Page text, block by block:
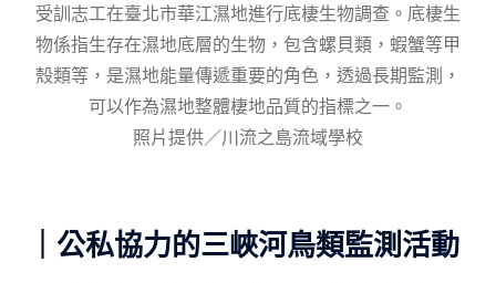
受訓志工在臺北市華江濕地進行底棲生物調查。底棲生
物係指生存在濕地底層的生物，包含螺貝類，蝦蟹等甲
殼類等，是濕地能量傳遞重要的角色，透過長期監測，
可以作為濕地整體棲地品質的指標之一。
照片提供／川流之島流域學校
｜公私協力的三峽河鳥類監測活動